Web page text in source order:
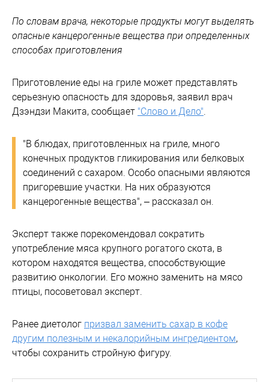
По словам врача, некоторые продукты могут выделять
опасные канцерогенные вещества при определенных
способах приготовления
Приготовление еды на гриле может представлять
серьезную опасность для здоровья, заявил врач
Дзэндзи Макита, сообщает "Слово и Дело".
"В блюдах, приготовленных на гриле, много
конечных продуктов гликирования или белковых
соединений с сахаром. Особо опасными являются
пригоревшие участки. На них образуются
канцерогенные вещества", – рассказал он.
Эксперт также порекомендовал сократить
употребление мяса крупного рогатого скота, в
котором находятся вещества, способствующие
развитию онкологии. Его можно заменить на мясо
птицы, посоветовал эксперт.
Ранее диетолог призвал заменить сахар в кофе
другим полезным и некалорийным ингредиентом,
чтобы сохранить стройную фигуру.